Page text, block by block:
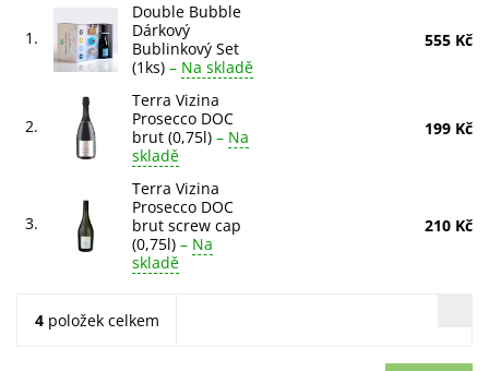
1.
Double Bubble
Dárkový
Bublinkový Set
(1ks) – Na skladě
555 Kč
2.
Terra Vizina
Prosecco DOC
brut (0,75l) – Na
skladě
199 Kč
3.
Terra Vizina
Prosecco DOC
brut screw cap
(0,75l) – Na
skladě
210 Kč
4 položek celkem